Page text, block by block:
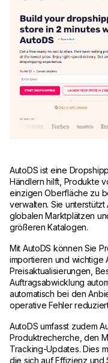
AutoDS ist eine
Händlern hilft, Produkte
einzigen Oberfläche zu
verwalten. Sie
globalen Marktplätzen
größeren Katalogen.
Mit AutoDS können Sie
importieren und wichtige
Preisaktualisierungen,
Auftragsabwicklung
automatisch bei den
operative Fehler
AutoDS umfasst zudem
Produktrecherche, den
Tracking-Updates. Dies
die sich auf Effizienz